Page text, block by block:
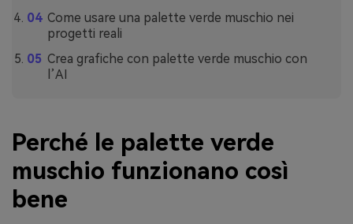
Come usare una palette verde muschio nei
progetti reali
Crea grafiche con palette verde muschio con
l’AI
Perché le palette verde
muschio funzionano così
bene